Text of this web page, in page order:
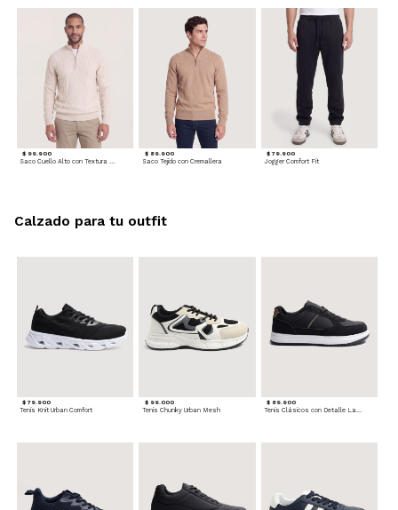
$ 99.900
Saco Cuello Alto con Textura Trenzada
$ 89.900
Saco Tejido con Cremallera
$ 79.900
Jogger Comfort Fit
$ 79.900
Tenis Knit Urban Comfort
$ 99.000
Tenis Chunky Urban Mesh
$ 89.900
Tenis Clásicos con Detalle Lateral
Calzado para tu outfit